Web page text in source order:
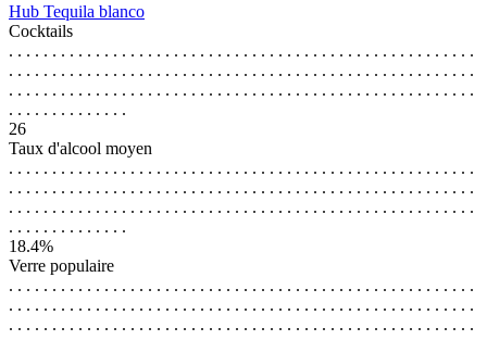
Hub Tequila blanco
Cocktails
. . . . . . . . . . . . . . . . . . . . . . . . . . . . . . . . . . . . . . . . . . . . . . . . . . . . . .
. . . . . . . . . . . . . . . . . . . . . . . . . . . . . . . . . . . . . . . . . . . . . . . . . . . . . .
. . . . . . . . . . . . . . . . . . . . . . . . . . . . . . . . . . . . . . . . . . . . . . . . . . . . . .
. . . . . . . . . . . . . .
26
Taux d'alcool moyen
. . . . . . . . . . . . . . . . . . . . . . . . . . . . . . . . . . . . . . . . . . . . . . . . . . . . . .
. . . . . . . . . . . . . . . . . . . . . . . . . . . . . . . . . . . . . . . . . . . . . . . . . . . . . .
. . . . . . . . . . . . . . . . . . . . . . . . . . . . . . . . . . . . . . . . . . . . . . . . . . . . . .
. . . . . . . . . . . . . .
18.4%
Verre populaire
. . . . . . . . . . . . . . . . . . . . . . . . . . . . . . . . . . . . . . . . . . . . . . . . . . . . . .
. . . . . . . . . . . . . . . . . . . . . . . . . . . . . . . . . . . . . . . . . . . . . . . . . . . . . .
. . . . . . . . . . . . . . . . . . . . . . . . . . . . . . . . . . . . . . . . . . . . . . . . . . . . . .